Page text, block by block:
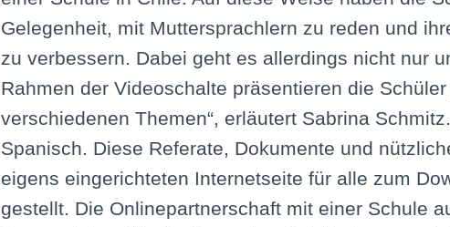
Gelegenheit, mit Muttersprachlern zu reden und
zu verbessern. Dabei geht es allerdings nicht nur
Rahmen der Videoschalte präsentieren die
verschiedenen Themen“, erläutert Sabrina
Spanisch. Diese Referate, Dokumente und
eigens eingerichteten Internetseite für alle zum
gestellt. Die Onlinepartnerschaft mit einer Schule